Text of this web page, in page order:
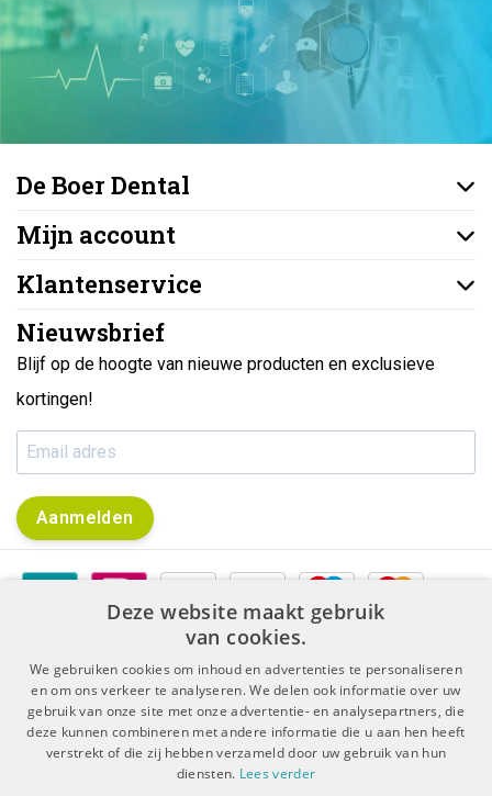
De Boer Dental
Mijn account
Klantenservice
Nieuwsbrief
Blijf op de hoogte van nieuwe producten en exclusieve
kortingen!
Aanmelden
Algemene voorwaarden | Disclaimer & Privacy Protocol |
Sitemap | RSS Feed
© Copyright 2026 - De Boer Dental | Realisatie
Deze website maakt gebruik
van cookies.
We gebruiken cookies om inhoud en advertenties te personaliseren
en om ons verkeer te analyseren. We delen ook informatie over uw
gebruik van onze site met onze advertentie- en analysepartners, die
deze kunnen combineren met andere informatie die u aan hen heeft
verstrekt of die zij hebben verzameld door uw gebruik van hun
diensten. Lees verder